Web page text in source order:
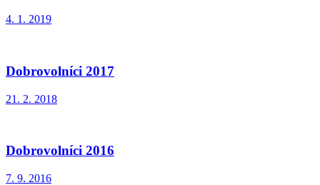
4. 1. 2019
Dobrovolníci 2017
21. 2. 2018
Dobrovolníci 2016
7. 9. 2016